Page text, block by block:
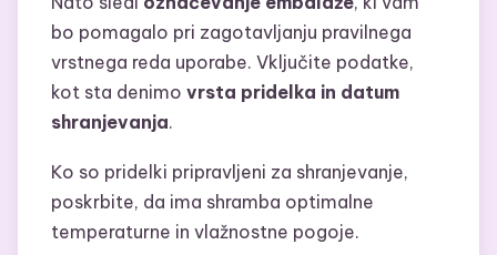
bo pomagalo pri zagotavljanju pravilnega
vrstnega reda uporabe. Vključite podatke,
kot sta denimo vrsta pridelka in datum
shranjevanja.
Ko so pridelki pripravljeni za shranjevanje,
poskrbite, da ima shramba optimalne
temperaturne in vlažnostne pogoje.